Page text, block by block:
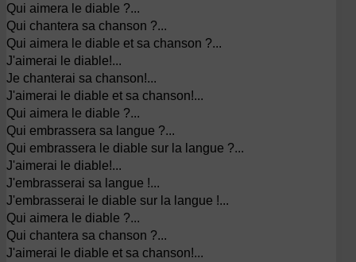
Qui aimera le diable ?...
Qui chantera sa chanson ?...
Qui aimera le diable et sa chanson ?...
J'aimerai le diable!...
Je chanterai sa chanson!...
J'aimerai le diable et sa chanson!...
Qui aimera le diable ?...
Qui embrassera sa langue ?...
Qui embrassera le diable sur la langue ?...
J'aimerai le diable!...
J'embrasserai sa langue !...
J'embrasserai le diable sur la langue !...
Qui aimera le diable ?...
Qui chantera sa chanson ?...
J'aimerai le diable et sa chanson!...